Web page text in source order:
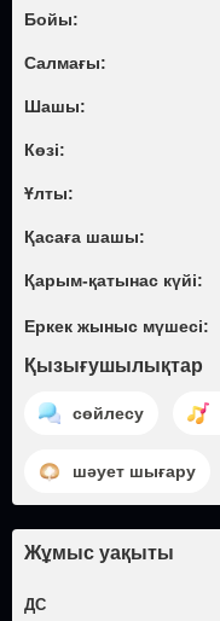
Бойы:
Салмағы:
Шашы:
Көзі:
Ұлты:
Қасаға шашы:
Қарым-қатынас күйі:
Еркек жыныс мүшесі:
Қызығушылықтар
сөйлесу
шәует шығару
Жұмыс уақыты
ДС